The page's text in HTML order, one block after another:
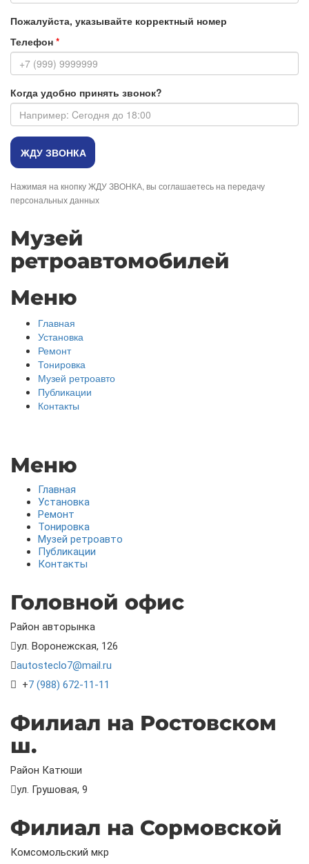
Пожалуйста, указывайте корректный номер
Телефон *
Когда удобно принять звонок?
Нажимая на кнопку ЖДУ ЗВОНКА, вы соглашаетесь на передачу
персональных данных
Музей
ретроавтомобилей
Меню
Главная
Установка
Ремонт
Тонировка
Музей ретроавто
Публикации
Контакты
Меню
Главная
Установка
Ремонт
Тонировка
Музей ретроавто
Публикации
Контакты
Головной офис
Район авторынка
ул. Воронежская, 126
autosteclo7@mail.ru
+7 (988) 672-11-11
Филиал на Ростовском
ш.
Район Катюши
ул. Грушовая, 9
Филиал на Сормовской
Комсомольский мкр